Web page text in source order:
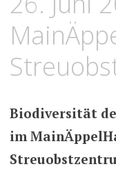
Biodiversität
im